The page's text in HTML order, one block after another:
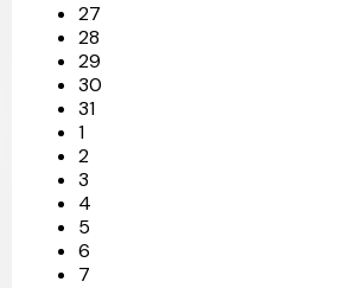
27
28
29
30
31
1
2
3
4
5
6
7